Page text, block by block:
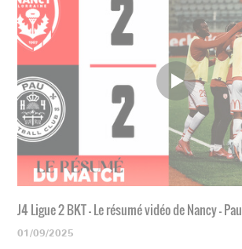
J4 Ligue 2 BKT - Le résumé vidéo de Nancy - Pau
01/09/2025